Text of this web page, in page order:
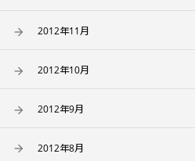
2012年11月
2012年10月
2012年9月
2012年8月